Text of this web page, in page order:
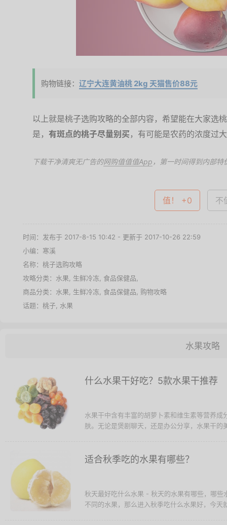
购物链接： 辽宁大连黄油桃 2kg 天猫售价88元
以上就是桃子选购攻略的全部内容，希望能在大家选
是， 有斑点的桃子尽量别买 ，有可能是农药的浓度过
下载干净清爽无广告的网购值值值App ，第一时间得到内部特
值！ +0 不
时间：发布于 2017-8-15 10:42 - 更新于 2017-10-26 22:59
小编：寒溪
名称： 桃子选购攻略
攻略分类： 水果 生鲜冷冻 食品保健品
商品分类： 水果 生鲜冷冻 食品保健品
购物攻略
话题： 桃子 水果
水果攻略
什么水果干好吃？5款水果干推荐
水果干中含有丰富的胡萝卜素和维生素等营养
肤。无论是煲剧聊天，还是办公分享，水果干的
适合秋季吃的水果有哪些？
秋天最好吃什么水果 - 秋天的水果有哪些，哪
不同的水果，那么进入秋季吃什么水果好，今天